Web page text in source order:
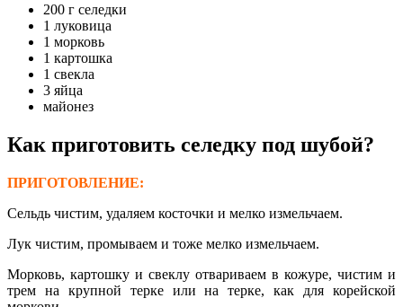
200 г селедки
1 луковица
1 морковь
1 картошка
1 свекла
3 яйца
майонез
Как приготовить селедку под шубой?
ПРИГОТОВЛЕНИЕ:
Сельдь чистим, удаляем косточки и мелко измельчаем.
Лук чистим, промываем и тоже мелко измельчаем.
Морковь, картошку и свеклу отвариваем в кожуре, чистим и
трем на крупной терке или на терке, как для корейской